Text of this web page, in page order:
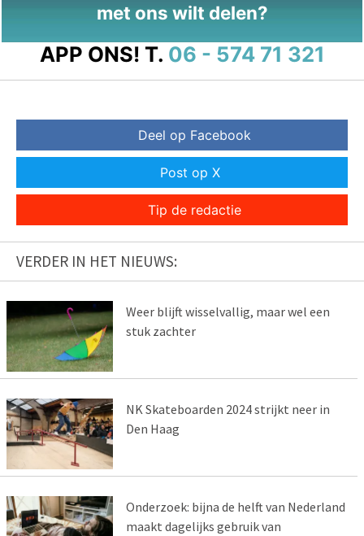
met ons wilt delen?
APP ONS! T. 06 - 574 71 321
Deel op Facebook
Post op X
Tip de redactie
VERDER IN HET NIEUWS:
Weer blijft wisselvallig, maar wel een
stuk zachter
NK Skateboarden 2024 strijkt neer in
Den Haag
Onderzoek: bijna de helft van Nederland
maakt dagelijks gebruik van